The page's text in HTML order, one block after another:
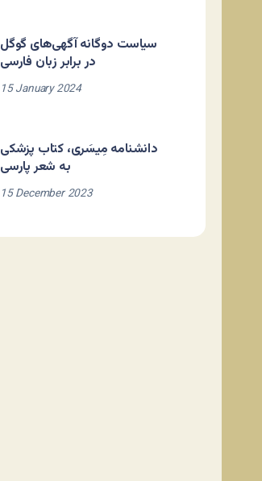
سیاست دوگانه آگهی‌های گوگل
در برابر زبان فارسی
15 January 2024
دانشنامه مِیسَری، کتاب پزشکی
به شعر پارسی
15 December 2023